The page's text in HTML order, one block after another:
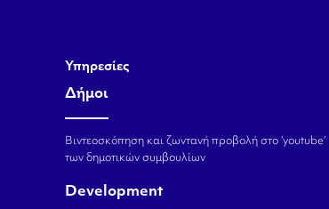
Υπηρεσίες
Δήμοι
Βιντεοσκόπηση και ζωντανή προβολή στο ‘youtube’
των δημοτικών συμβουλίων
Development